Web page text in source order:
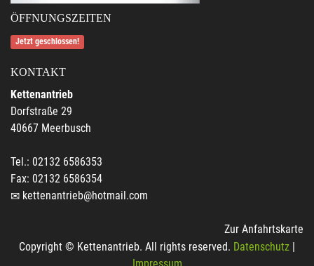
ÖFFNUNGSZEITEN
Jetzt geschlossen!
KONTAKT
Kettenantrieb
Dorfstraße 29
40667 Meerbusch
Tel.: 02132 6586353
Fax: 02132 6586354
kettenantrieb@hotmail.com
Zur Anfahrtskarte
Copyright © Kettenantrieb. All rights reserved. Datenschutz |